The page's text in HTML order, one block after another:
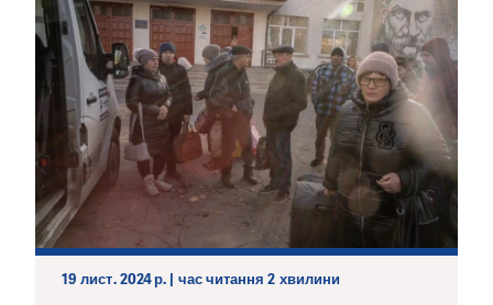
19 лист. 2024 р. | час читання 2 хвилини